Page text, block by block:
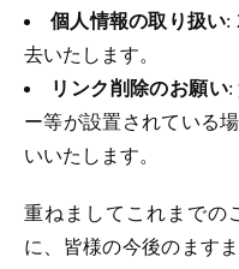
個人情報の取り扱い:
去いたします。
リンク削除のお願い:
ー等が設置されている
いいたします。
重ねましてこれまでの
に、皆様の今後のます